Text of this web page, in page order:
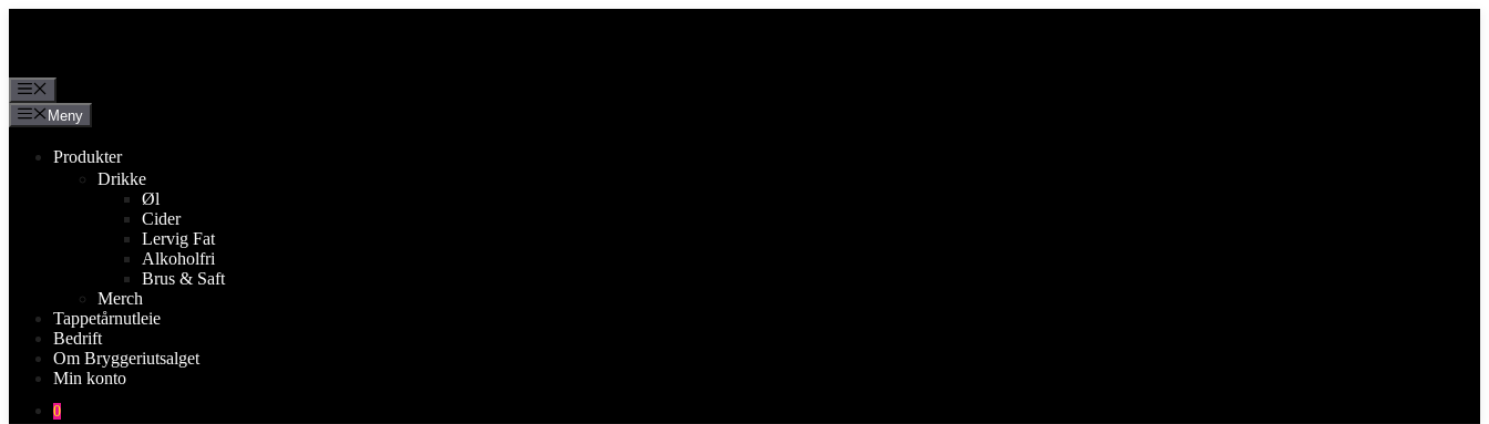
Meny
Produkter
Drikke
Øl
Cider
Lervig Fat
Alkoholfri
Brus & Saft
Merch
Tappetårnutleie
Bedrift
Om Bryggeriutsalget
Min konto
0